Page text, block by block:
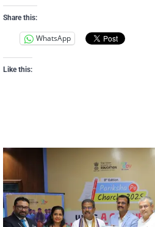
Share this:
WhatsApp
Like this: